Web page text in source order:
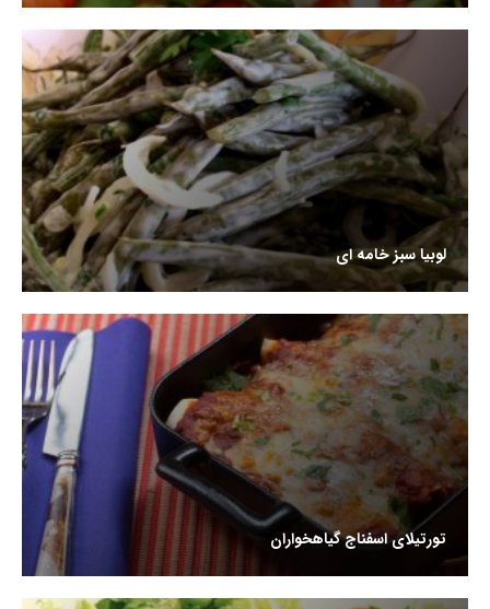
لوبیا سبز خامه ای
تورتیلای اسفناج گیاهخواران